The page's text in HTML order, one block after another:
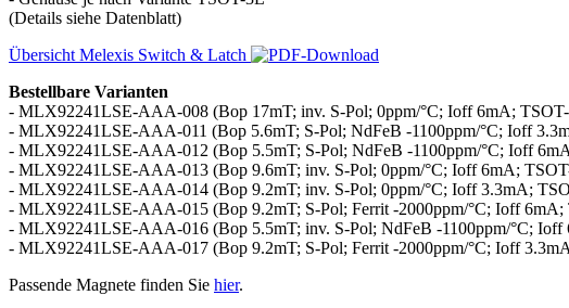
(Details siehe Datenblatt)
Übersicht Melexis Switch & Latch
Bestellbare Varianten
- MLX92241LSE-AAA-008 (Bop 17mT; inv. S-Pol; 0ppm/°C; Ioff 6mA;
- MLX92241LSE-AAA-011 (Bop 5.6mT; S-Pol; NdFeB -1100ppm/°C; Ioff
- MLX92241LSE-AAA-012 (Bop 5.5mT; S-Pol; NdFeB -1100ppm/°C; Ioff
- MLX92241LSE-AAA-013 (Bop 9.6mT; inv. S-Pol; 0ppm/°C; Ioff 6mA;
- MLX92241LSE-AAA-014 (Bop 9.2mT; inv. S-Pol; 0ppm/°C; Ioff 3.3mA;
- MLX92241LSE-AAA-015 (Bop 9.2mT; S-Pol; Ferrit -2000ppm/°C; Ioff 6mA;
- MLX92241LSE-AAA-016 (Bop 5.5mT; inv. S-Pol; NdFeB -1100ppm/°C; Ioff
- MLX92241LSE-AAA-017 (Bop 9.2mT; S-Pol; Ferrit -2000ppm/°C; Ioff
Passende Magnete finden Sie hier.